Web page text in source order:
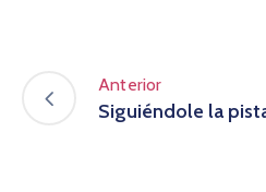
Anterior
Siguiéndole la